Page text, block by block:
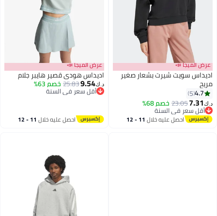
3
عرض الميجا 📣
اديداس سويت شيرت بشعار صغير
مريح
4.7
5
د.ك‏7.31
23.05خصم 68%
أقل سعر في السنة
أقل سعر في السنة
احصل عليه خلال 11 - 12
3
عرض الميجا 📣
اديداس هودي قصير هايبر جلام
د.ك‏9.54
25.83خصم 63%
أقل سعر في السنة
أقل سعر في السنة
احصل عليه خلال 11 - 12